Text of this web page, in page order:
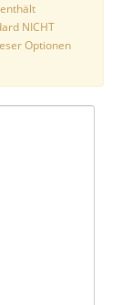
NICHT
Optionen